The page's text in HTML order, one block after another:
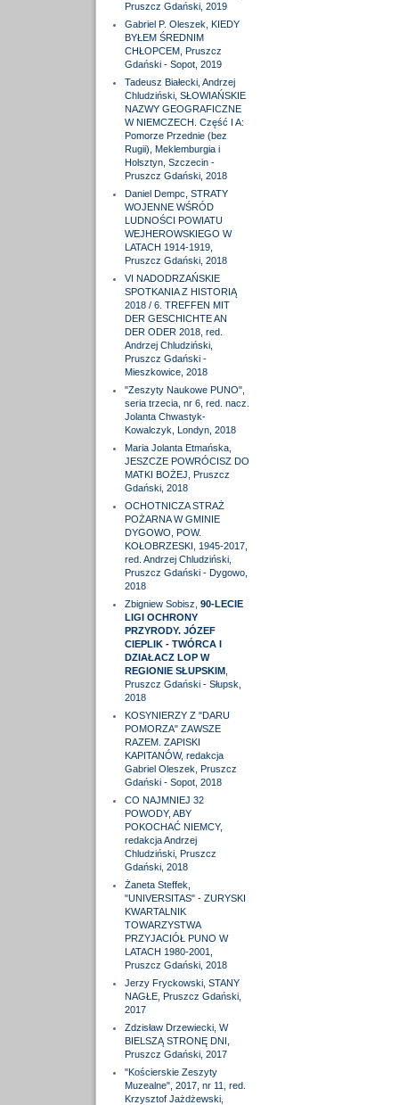
Pruszcz Gdański, 2019
Gabriel P. Oleszek, KIEDY
BYŁEM ŚREDNIM
CHŁOPCEM, Pruszcz
Gdański - Sopot, 2019
Tadeusz Białecki, Andrzej
Chludziński, SŁOWIAŃSKIE
NAZWY GEOGRAFICZNE
W NIEMCZECH. Część I A:
Pomorze Przednie (bez
Rugii), Meklemburgia i
Holsztyn, Szczecin -
Pruszcz Gdański, 2018
Daniel Dempc, STRATY
WOJENNE WŚRÓD
LUDNOŚCI POWIATU
WEJHEROWSKIEGO W
LATACH 1914-1919,
Pruszcz Gdański, 2018
VI NADODRZAŃSKIE
SPOTKANIA Z HISTORIĄ
2018 / 6. TREFFEN MIT
DER GESCHICHTE AN
DER ODER 2018, red.
Andrzej Chludziński,
Pruszcz Gdański -
Mieszkowice, 2018
"Zeszyty Naukowe PUNO",
seria trzecia, nr 6, red. nacz.
Jolanta Chwastyk-
Kowalczyk, Londyn, 2018
Maria Jolanta Etmańska,
JESZCZE POWRÓCISZ DO
MATKI BOŻEJ, Pruszcz
Gdański, 2018
OCHOTNICZA STRAŻ
POŻARNA W GMINIE
DYGOWO, POW.
KOŁOBRZESKI, 1945-2017,
red. Andrzej Chludziński,
Pruszcz Gdański - Dygowo,
2018
Zbigniew Sobisz, 90-LECIE
LIGI OCHRONY
PRZYRODY. JÓZEF
CIEPLIK - TWÓRCA I
DZIAŁACZ LOP W
REGIONIE SŁUPSKIM,
Pruszcz Gdański - Słupsk,
2018
KOSYNIERZY Z "DARU
POMORZA" ZAWSZE
RAZEM. ZAPISKI
KAPITANÓW, redakcja
Gabriel Oleszek, Pruszcz
Gdański - Sopot, 2018
CO NAJMNIEJ 32
POWODY, ABY
POKOCHAĆ NIEMCY,
redakcja Andrzej
Chludziński, Pruszcz
Gdański, 2018
Żaneta Steffek,
"UNIVERSITAS" - ZURYSKI
KWARTALNIK
TOWARZYSTWA
PRZYJACIÓŁ PUNO W
LATACH 1980-2001,
Pruszcz Gdański, 2018
Jerzy Fryckowski, STANY
NAGŁE, Pruszcz Gdański,
2017
Zdzisław Drzewiecki, W
BIELSZĄ STRONĘ DNI,
Pruszcz Gdański, 2017
"Kościerskie Zeszyty
Muzealne", 2017, nr 11, red.
Krzysztof Jażdżewski,